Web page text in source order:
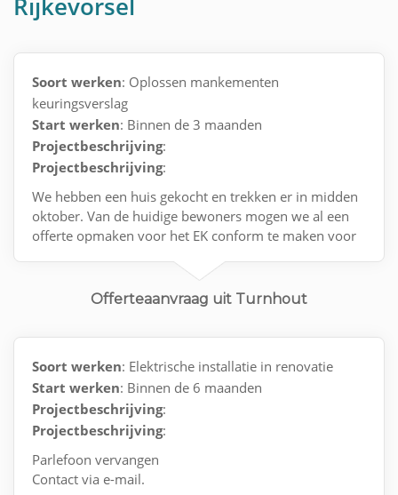
Soort werken: Oplossen mankementen
keuringsverslag
Start werken: Binnen de 3 maanden
Projectbeschrijving:
Projectbeschrijving:
We hebben een huis gekocht en trekken er in midden
oktober. Van de huidige bewoners mogen we al een
offerte opmaken voor het EK conform te maken voor
Offerteaanvraag uit Turnhout
Soort werken: Elektrische installatie in renovatie
Start werken: Binnen de 6 maanden
Projectbeschrijving:
Projectbeschrijving:
Parlefoon vervangen
Contact via e-mail.